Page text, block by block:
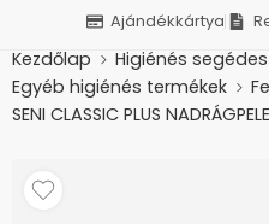
Ajándékkártya
Kezdőlap
Higiénés
Egyéb higiénés termékek
SENI CLASSIC PLUS